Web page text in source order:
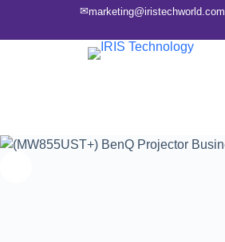
✉marketing@iristechworld.com